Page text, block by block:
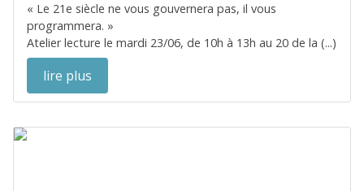
« Le 21e siècle ne vous gouvernera pas, il vous
programmera. »
Atelier lecture le mardi 23/06, de 10h à 13h au 20 de la (...)
lire plus